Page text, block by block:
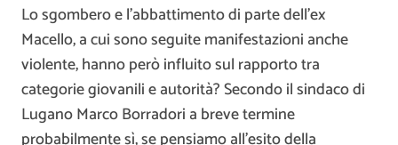
Lo sgombero e l’abbattimento di parte dell’ex
Macello, a cui sono seguite manifestazioni anche
violente, hanno però influito sul rapporto tra
categorie giovanili e autorità? Secondo il sindaco di
Lugano Marco Borradori a breve termine
probabilmente sì, se pensiamo all’esito della